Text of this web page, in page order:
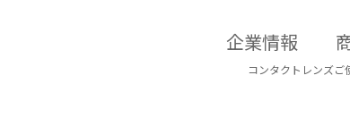
企業情報
コンタクトレンズご